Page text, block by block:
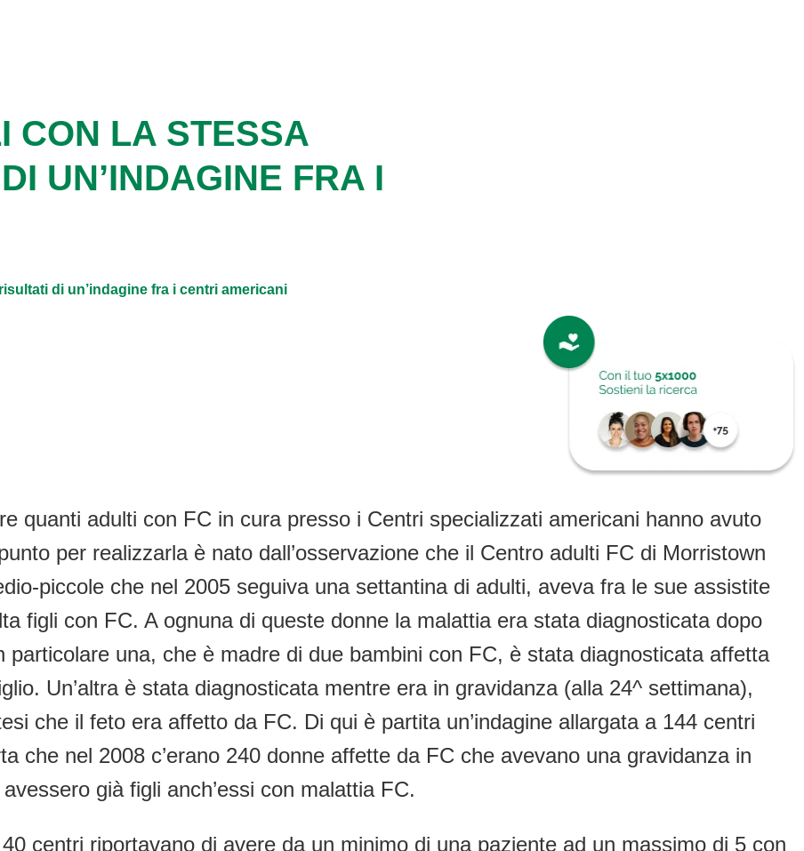
CON LA STESSA
UN’INDAGINE FRA I
di un’indagine fra i centri americani
quanti adulti con FC in cura presso i Centri specializzati americani hanno avuto
per realizzarla è nato dall’osservazione che il Centro adulti FC di Morristown
piccole che nel 2005 seguiva una settantina di adulti, aveva fra le sue assistite
figli con FC. A ognuna di queste donne la malattia era stata diagnosticata dopo
una, che è madre di due bambini con FC, è stata diagnosticata affetta
Un’altra è stata diagnosticata mentre era in gravidanza (alla 24^ settimana),
che il feto era affetto da FC. Di qui è partita un’indagine allargata a 144 centri
che nel 2008 c’erano 240 donne affette da FC che avevano una gravidanza in
già figli anch’essi con malattia FC.
centri riportavano di avere da un minimo di una paziente ad un massimo di 5 con